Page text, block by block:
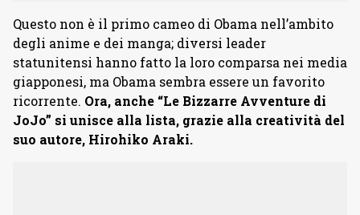
Questo non è il primo cameo di Obama nell’ambito
degli anime e dei manga; diversi leader
statunitensi hanno fatto la loro comparsa nei media
giapponesi, ma Obama sembra essere un favorito
ricorrente. Ora, anche “Le Bizzarre Avventure di
JoJo” si unisce alla lista, grazie alla creatività del
suo autore, Hirohiko Araki.